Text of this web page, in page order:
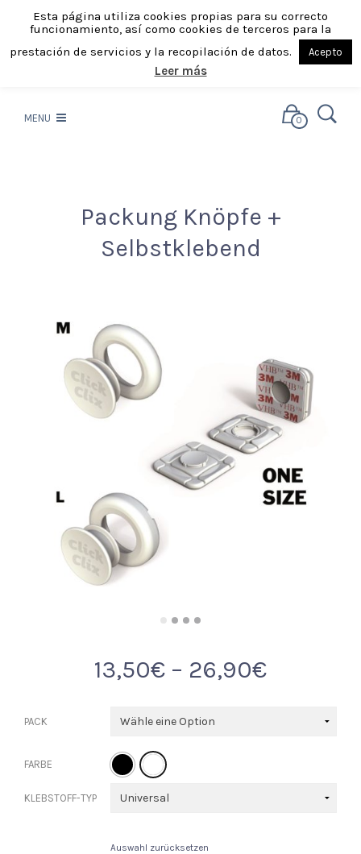
MENU 0
Packung Knöpfe +
Selbstklebend
13,50€ – 26,90€
PACK
FARBE
KLEBSTOFF-TYP
Auswahl zurücksetzen
Esta página utiliza cookies propias para su correcto
funcionamiento, así como cookies de terceros para la
prestación de servicios y la recopilación de datos.
Acepto
Leer más